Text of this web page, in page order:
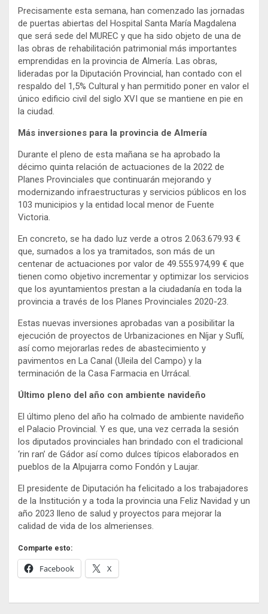
Precisamente esta semana, han comenzado las jornadas
de puertas abiertas del Hospital Santa María Magdalena
que será sede del MUREC y que ha sido objeto de una de
las obras de rehabilitación patrimonial más importantes
emprendidas en la provincia de Almería. Las obras,
lideradas por la Diputación Provincial, han contado con el
respaldo del 1,5% Cultural y han permitido poner en valor el
único edificio civil del siglo XVI que se mantiene en pie en
la ciudad.
Más inversiones para la provincia de Almería
Durante el pleno de esta mañana se ha aprobado la
décimo quinta relación de actuaciones de la 2022 de
Planes Provinciales que continuarán mejorando y
modernizando infraestructuras y servicios públicos en los
103 municipios y la entidad local menor de Fuente
Victoria.
En concreto, se ha dado luz verde a otros 2.063.679.93 €
que, sumados a los ya tramitados, son más de un
centenar de actuaciones por valor de 49.555.974,99 € que
tienen como objetivo incrementar y optimizar los servicios
que los ayuntamientos prestan a la ciudadanía en toda la
provincia a través de los Planes Provinciales 2020-23.
Estas nuevas inversiones aprobadas van a posibilitar la
ejecución de proyectos de Urbanizaciones en Níjar y Suflí,
así como mejorarlas redes de abastecimiento y
pavimentos en La Canal (Uleila del Campo) y la
terminación de la Casa Farmacia en Urrácal.
Último pleno del año con ambiente navideño
El último pleno del año ha colmado de ambiente navideño
el Palacio Provincial. Y es que, una vez cerrada la sesión
los diputados provinciales han brindado con el tradicional
‘rin ran’ de Gádor así como dulces típicos elaborados en
pueblos de la Alpujarra como Fondón y Laujar.
El presidente de Diputación ha felicitado a los trabajadores
de la Institución y a toda la provincia una Feliz Navidad y un
año 2023 lleno de salud y proyectos para mejorar la
calidad de vida de los almerienses.
Comparte esto:
Facebook X